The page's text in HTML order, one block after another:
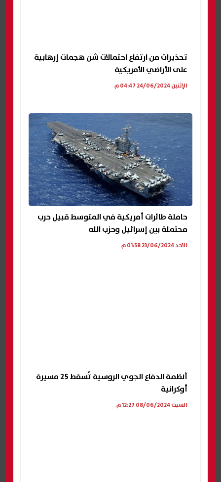
تحذيرات من ارتفاع احتمالات شن هجمات إرهابية
على الأراضي الأمريكية
الإثنين 24/06/2024 04:47 م
حاملة طائرات أمريكية في المتوسط قبيل حرب
محتملة بين إسرائيل وحزب الله
الأحد 23/06/2024 01:58 م
أنظمة الدفاع الجوي الروسية تُسقط 25 مسيرة
أوكرانية
السبت 08/06/2024 12:27 م